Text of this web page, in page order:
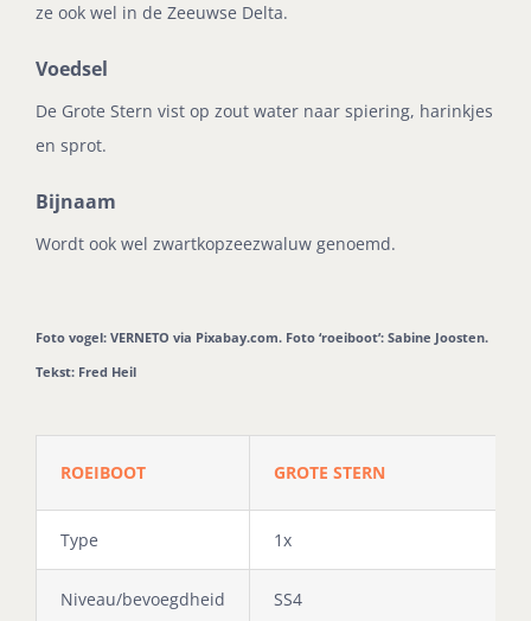
ze ook wel in de Zeeuwse Delta.
Voedsel
De Grote Stern vist op zout water naar spiering, harinkjes
en sprot.
Bijnaam
Wordt ook wel zwartkopzeezwaluw genoemd.
Foto vogel: VERNETO via Pixabay.com. Foto ‘roeiboot’: Sabine Joosten.
Tekst: Fred Heil
ROEIBOOT GROTE STERN
Type 1x
Niveau/bevoegdheid SS4